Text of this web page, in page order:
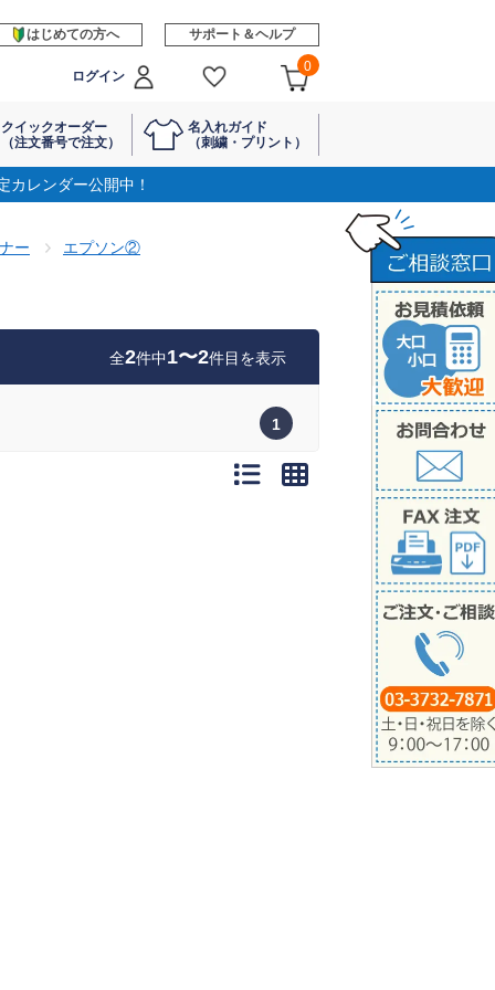
はじめての方へ サポート＆ヘルプ
ログイン
0
クイックオーダー
（注文番号で注文）
名入れガイド
（刺繍・プリント）
カレンダー公開中！
ー エプソン②
全2件中1〜2件目を表示
1